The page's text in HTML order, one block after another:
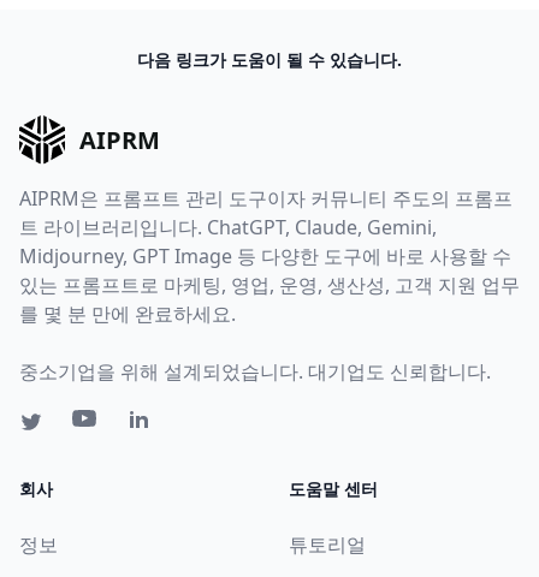
다음 링크가 도움이 될 수 있습니다.
AIPRM
AIPRM은 프롬프트 관리 도구이자 커뮤니티 주도의 프롬프
트 라이브러리입니다. ChatGPT, Claude, Gemini,
Midjourney, GPT Image 등 다양한 도구에 바로 사용할 수
있는 프롬프트로 마케팅, 영업, 운영, 생산성, 고객 지원 업무
를 몇 분 만에 완료하세요.
중소기업을 위해 설계되었습니다. 대기업도 신뢰합니다.
회사
정보
도움말 센터
튜토리얼